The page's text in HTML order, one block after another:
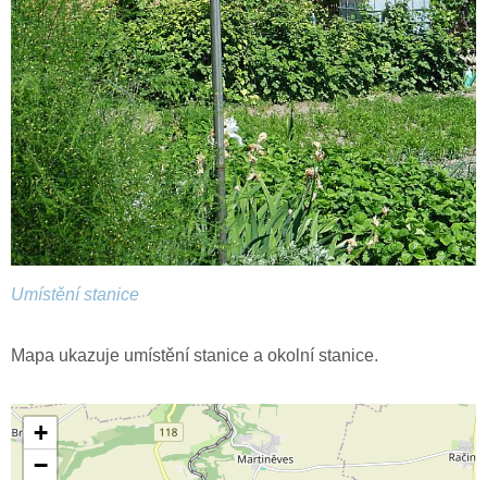
Umístění stanice
Mapa ukazuje umístění stanice a okolní stanice.
+
−